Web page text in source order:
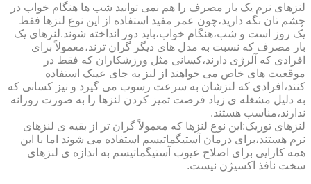
لنزهای نرم یک بار مصرف را هم نمی توانید شب ها هنگام خواب در
چشم تان نگه دارید،چون عمر مفید استفاده از این نوع لنزها فقط
یک روز است و شب،هنگام خواب،باید دور انداخته شوند.لنزهای یک
بار مصرف که نسبت به مدل های دیگر گران ترند،معمولاً برای
افرادی که آلرژی دارند،کسانی مثل ورزشکاران که فقط در
موقعیت های خاص می خواهند از لنز به جای عینک استفاده
کنند،افرادی که لنزشان به سرعت رسوب می گیرد و نیز کسانی که
به دلیل مشغله ی زیاد فرصت تمیز کردن لنزها را به صورت روزانه
ندارند،مناسب هستند.
لنزهای توریک:این نوع لنزها که معمولاً گران تر از بقیه ی لنزهای
نرم هستند،برای درمان آستیگماتیسم استفاده می شوند اما با این
همه کارایی برای اصلاح عیوب آستیگماتیسم به اندازه ی لنزهای
سخت نافذ اکسیژن نیست.